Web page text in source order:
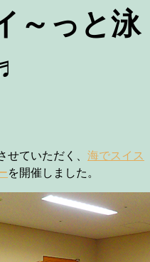
～っと泳
ていただく、 海でスイス
を開催しました。